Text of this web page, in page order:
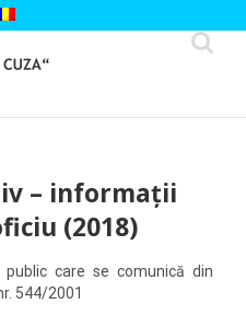
– informații
(2018)
care se comunică din
544/2001